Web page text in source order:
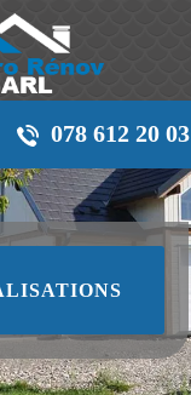
078 612 20 03